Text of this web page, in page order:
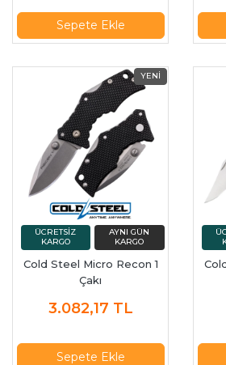
Sepete Ekle
Cold Steel Micro Recon 1
Çakı
3.082,17 TL
Sepete Ekle